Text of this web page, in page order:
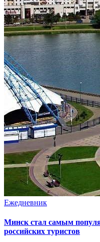
Ежедневник
Минск стал самым
российских туристов